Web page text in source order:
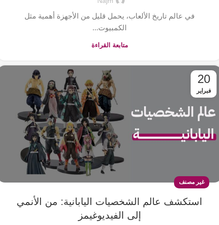
في عالم تاريخ الألعاب، يحمل قليل من الأجهزة أهمية مثل
الكمبيوت...
متابعة القراءة
20
فبراير
غير مصنف
استكشف عالم الشخصيات اليابانية: من الأنمي
إلى الفيديوغيمز